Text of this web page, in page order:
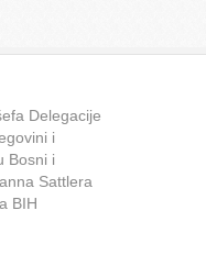
Delegacije
i
Bosni i
Sattlera
BIH